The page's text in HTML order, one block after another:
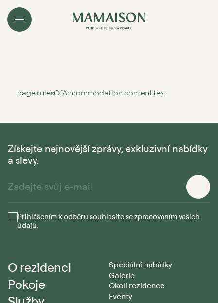
page.rulesOfAccommodation.content.text
O rezidenci
Pokoje
Speciální nabídky
Galerie
Okolí rezidence
Eventy
Získejte nejnovější zprávy, exkluzivní nabídky
a slevy.
Přihlášením k odběru souhlasíte se zpracováním vašich
údajů.